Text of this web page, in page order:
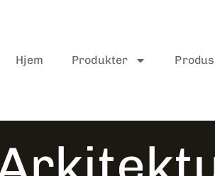
Hjem Produkter